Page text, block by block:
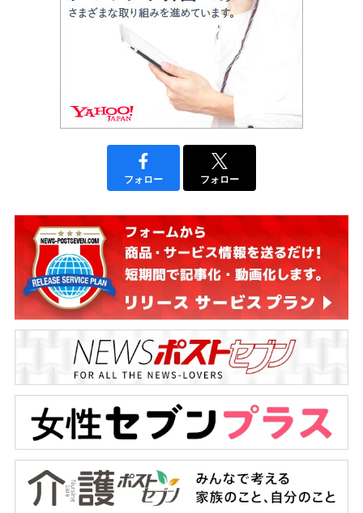
フォロー フォロー